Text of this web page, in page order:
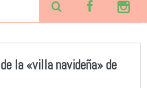
la «villa navideña» de